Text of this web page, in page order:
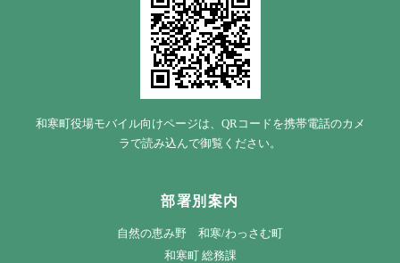
和寒町役場モバイル向けページは、QRコードを携帯電話のカメ
ラで読み込んで御覧ください。
部署別案内
自然の恵み野 和寒/わっさむ町
和寒町 総務課